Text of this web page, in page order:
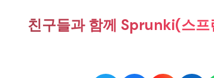
친구들과 함께 Sprunki(스